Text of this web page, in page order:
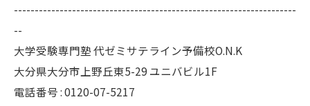
--------------------------------------------------------------------
--
大学受験専門塾 代ゼミサテライン予備校O.N.K
大分県大分市上野丘東5-29 ユニバビル1F
電話番号 : 0120-07-5217